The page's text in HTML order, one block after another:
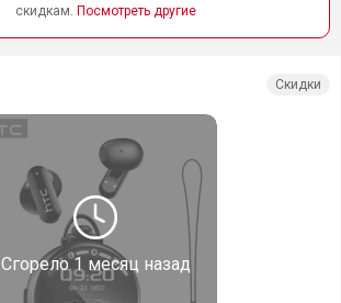
скидкам. Посмотреть другие
Сгорело1 месяц назад
Скидки